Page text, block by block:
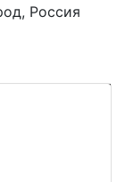
Россия